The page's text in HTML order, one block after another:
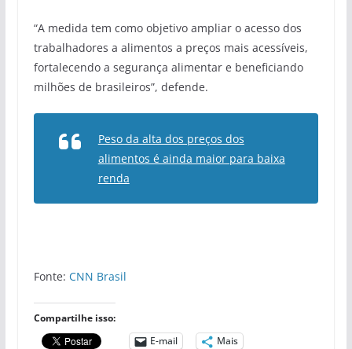
“A medida tem como objetivo ampliar o acesso dos
trabalhadores a alimentos a preços mais acessíveis,
fortalecendo a segurança alimentar e beneficiando
milhões de brasileiros”, defende.
Peso da alta dos preços dos
alimentos é ainda maior para baixa
renda
Fonte: CNN Brasil
Compartilhe isso:
E-mail
Mais